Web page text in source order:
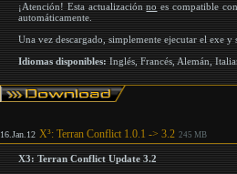
¡Atención! Esta actualizaciónno es compatible
automáticamente.
Una vez descargado, simplemente ejecutar el exe y
Idiomas disponibles: Inglés, Francés, Alemán,
16.Jan.12 X³: Terran Conflict 1.0.1 -> 3.2 245 MB
X3: Terran Conflict Update 3.2